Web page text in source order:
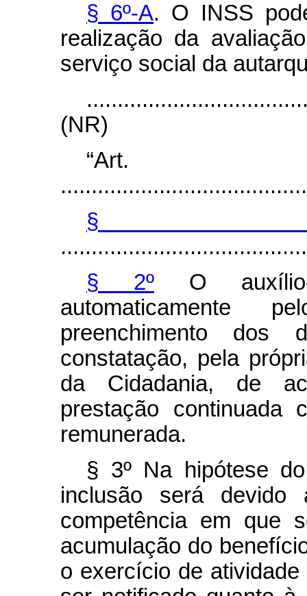
§ 6º-A. O INSS
realização da
serviço social da
(NR)
§
§ 2ºO auxílio-
automaticamente
preenchimento dos
constatação, pela
da Cidadania, de
prestação continuada
remunerada.
§ 3º Na hipótese
inclusão será
competência em que
acumulação do
o exercício de